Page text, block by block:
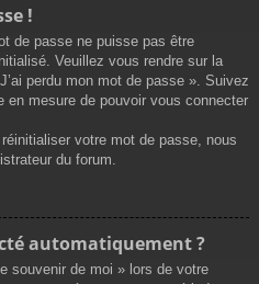
!
de passe ne puisse pas être
Veuillez vous rendre sur la
perdu mon mot de passe ». Suivez
en mesure de pouvoir vous connecter
votre mot de passe, nous
du forum.
automatiquement ?
souvenir de moi » lors de votre